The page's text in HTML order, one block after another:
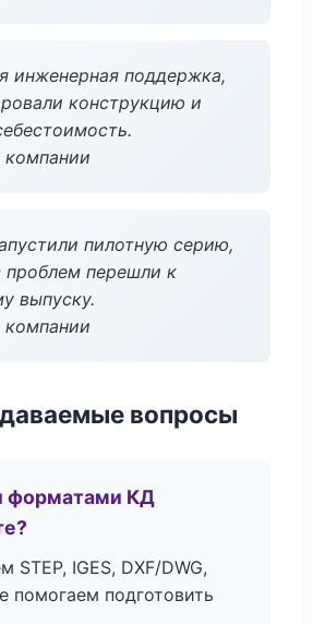
инженерная поддержка,
конструкцию и
пилотную серию,
проблем перешли к
выпуску.
вопросы
форматами КД
STEP, IGES, DXF/DWG,
помогаем подготовить